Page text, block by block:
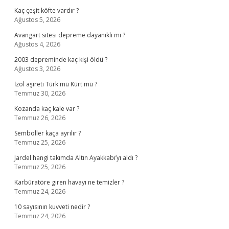
Kaç çeşit köfte vardır ?
Ağustos 5, 2026
Avangart sitesi depreme dayanıklı mı ?
Ağustos 4, 2026
2003 depreminde kaç kişi öldü ?
Ağustos 3, 2026
İzol aşireti Türk mü Kürt mü ?
Temmuz 30, 2026
Kozanda kaç kale var ?
Temmuz 26, 2026
Semboller kaça ayrılır ?
Temmuz 25, 2026
Jardel hangi takımda Altın Ayakkabı’yı aldı ?
Temmuz 25, 2026
Karbüratöre giren havayı ne temizler ?
Temmuz 24, 2026
10 sayısının kuvveti nedir ?
Temmuz 24, 2026